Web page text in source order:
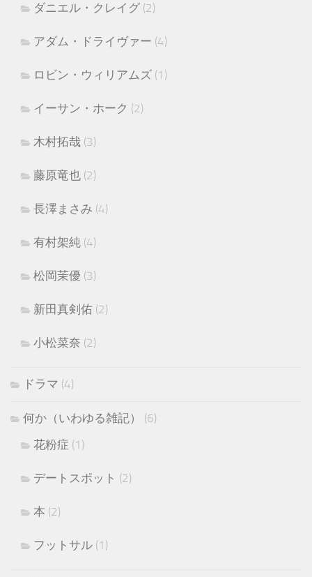
ダニエル・クレイグ (2)
アダム・ドライヴァー (4)
ロビン・ウィリアムズ (1)
イーサン・ホーク (2)
木村拓哉 (3)
藤原竜也 (2)
長澤まさみ (4)
有村架純 (4)
松岡茉優 (3)
新田真剣佑 (2)
小松菜奈 (2)
ドラマ (4)
何か（いわゆる雑記）
(6)
花粉症 (1)
デートスポット (2)
本 (2)
フットサル (1)